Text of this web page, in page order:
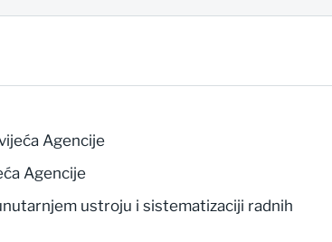
Agencije
Agencije
ustroju i sistematizaciji radnih